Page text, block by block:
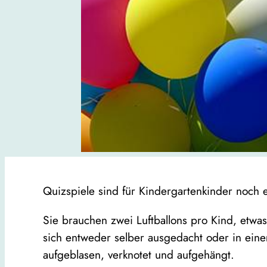
Quizspiele sind für Kindergartenkinder noch
Sie brauchen zwei Luftballons pro Kind,
sich entweder selber ausgedacht oder in
aufgeblasen, verknotet und aufgehängt.